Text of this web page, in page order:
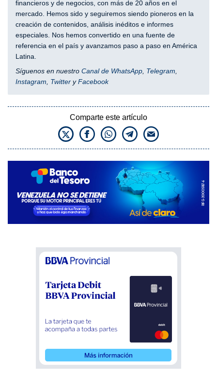
financieros y de negocios, con más de 20 años en el
mercado. Hemos sido y seguiremos siendo pioneros en la
creación de contenidos, análisis inéditos e informes
especiales. Nos hemos convertido en una fuente de
referencia en el país y avanzamos paso a paso en América
Latina.
Síguenos en nuestro Canal de WhatsApp Telegram
Instagram
Twitter yFacebook
Comparte este artículo